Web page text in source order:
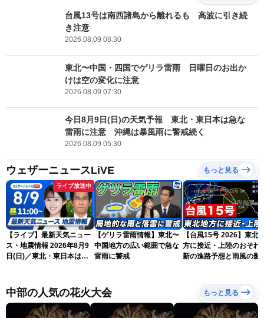
台風13号は南西諸島から離れるも 高波に引き続
き注意
2026.08.09 08:30
東北〜中国・四国でゲリラ雷雨 日曜日のお出か
けは空の変化に注意
2026.08.09 07:30
今日8月9日(日)の天気予報 東北・東日本は急な
雷雨に注意 沖縄は暴風雨に警戒続く
2026.08.09 05:30
ウェザーニュースLiVE もっと見る
ライブ放送中
【ライブ】最新天気ニュー
ス・地震情報 2026年8月9
日(日)／東北・東日本は急
ム・青原桃香／山口剛央〉
【ゲリラ雷雨情報】東北〜
中国地方の広い範囲で急な
雷雨に警戒
【台風15号 2026】東北
方に接近・上陸のおそれ
新の進路予想と雨風の影
中部の人気の花火大会 もっと見る